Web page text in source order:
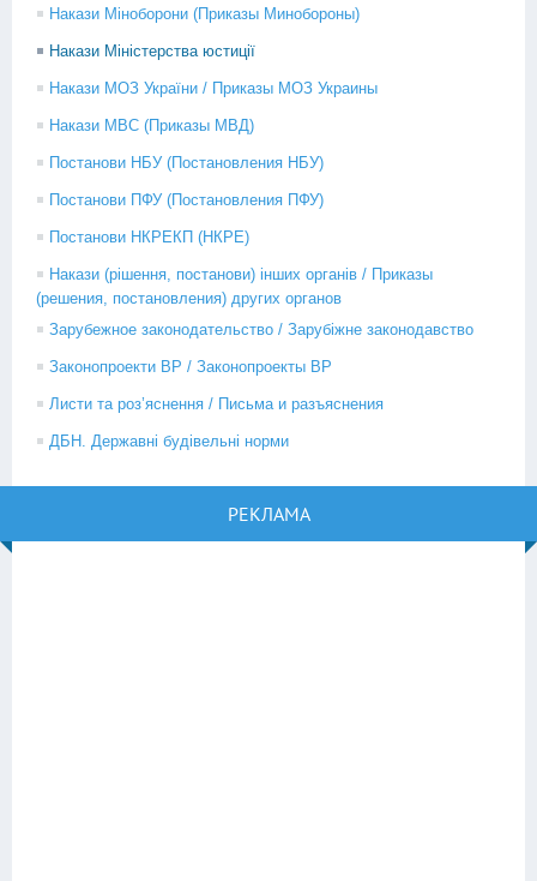
Накази Міноборони (Приказы Минобороны)
Накази Міністерства юстиції
Накази МОЗ України / Приказы МОЗ Украины
Накази МВС (Приказы МВД)
Постанови НБУ (Постановления НБУ)
Постанови ПФУ (Постановления ПФУ)
Постанови НКРЕКП (НКРЕ)
Накази (рішення, постанови) інших органів / Приказы
(решения, постановления) других органов
Зарубежное законодательство / Зарубіжне законодавство
Законопроекти ВР / Законопроекты ВР
Листи та роз’яснення / Письма и разъяснения
ДБН. Державні будівельні норми
РЕКЛАМА